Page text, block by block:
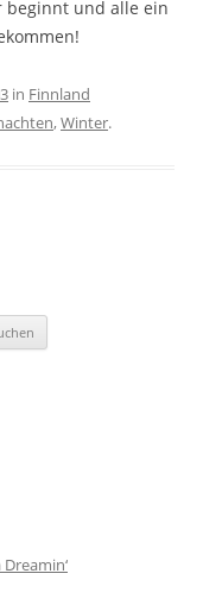
beginnt und alle ein
in Finnland
,Winter.